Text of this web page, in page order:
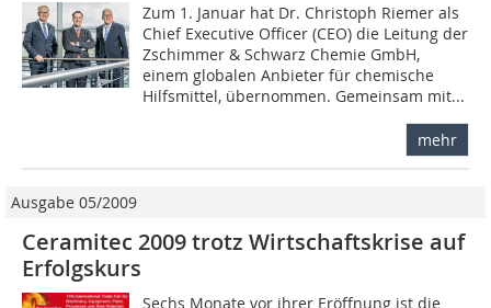
Zum 1. Januar hat Dr. Christoph Riemer als
Chief Executive Officer (CEO) die Leitung der
Zschimmer & Schwarz Chemie GmbH,
einem globalen Anbieter für chemische
Hilfsmittel, übernommen. Gemeinsam mit...
mehr
Ausgabe 05/2009
Ceramitec 2009 trotz Wirtschaftskrise auf
Erfolgskurs
Sechs Monate vor ihrer Eröffnung ist die